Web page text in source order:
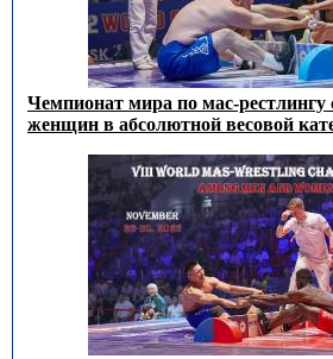
Чемпионат мира по мас-
женщин в абсолютной весовой